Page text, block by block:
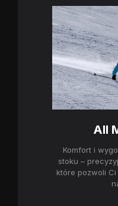
All
Komfort i
stoku –
które pozwoli